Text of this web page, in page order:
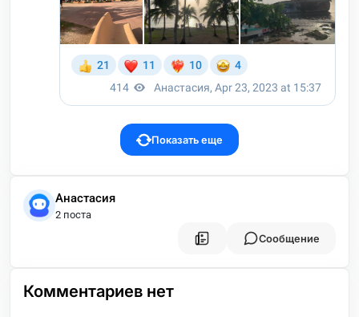
Показать еще
Анастасия
2 поста
Сообщение
Комментариев нет